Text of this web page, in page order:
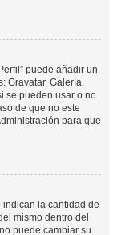
puede añadir un
Gravatar, Galería,
se pueden usar o no
de que no este
para que
la cantidad de
mismo dentro del
puede cambiar su